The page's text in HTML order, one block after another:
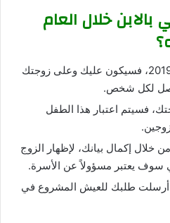
خلال العام
إذا قمت بالزواج في عام 2019، فسيكون عليك وعلى زوجتك
لكل شخص.
فسيتم اعتبار هذا الطفل
خلال إكمال بيانك، لإظهار الزوج
سوف يعتبر مسؤولاً عن الأسرة.
أرسلت طلبك للعيش المشروع في